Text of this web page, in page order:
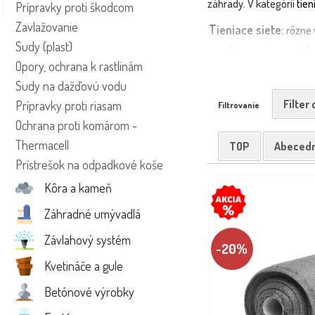
Prípravky proti škodcom
Zavlažovanie
Sudy (plast)
Opory, ochrana k rastlinám
Sudy na dažďovú vodu
Prípravky proti riasam
Ochrana proti komárom -
Thermacell
Prístrešok na odpadkové koše
Kôra a kameň
Záhradné umývadlá
Závlahový systém
Kvetináče a gule
Betónové výrobky
záhrady. V kategórii
Tieniace siete: rôzne
kríky. 📌 Výhody: viac
🚛 Produkty doručíme
čistú a chránenú
Filtrovanie Filter
TOP
-20%